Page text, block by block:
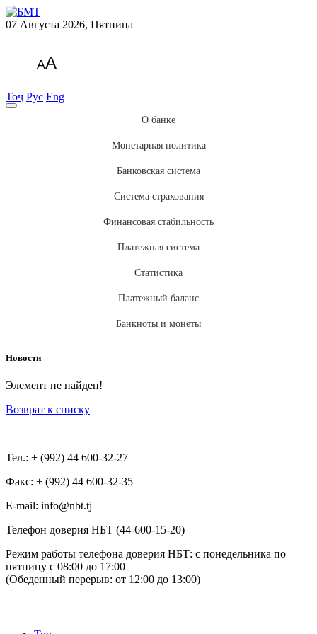
07 Августа 2026, Пятница
AA
Тоҷ Рус Eng
О банке
Монетарная политика
Банковская система
Система страхования
Финансовая стабильность
Платежная система
Статистика
Платежный баланс
Банкноты и монеты
Новости
Элемент не найден!
Возврат к списку
Тел.: + (992) 44 600-32-27
Факс: + (992) 44 600-32-35
Е-mail: info@nbt.tj
Телефон доверия НБТ (44-600-15-20)
Режим работы телефона доверия НБТ: с понедельника по
пятницу с 08:00 до 17:00
(Обеденный перерыв: от 12:00 до 13:00)